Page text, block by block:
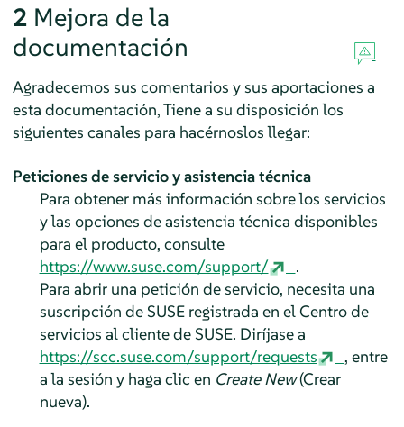
2 Mejora de la
documentación
Agradecemos sus comentarios y sus aportaciones a
esta documentación, Tiene a su disposición los
siguientes canales para hacérnoslos llegar:
Peticiones de servicio y asistencia técnica
Para obtener más información sobre los servicios
y las opciones de asistencia técnica disponibles
para el producto, consulte
https://www.suse.com/support/
.
Para abrir una petición de servicio, necesita una
suscripción de SUSE registrada en el Centro de
servicios al cliente de SUSE. Diríjase a
https://scc.suse.com/support/requests
, entre
a la sesión y haga clic en Create New(Crear
nueva).